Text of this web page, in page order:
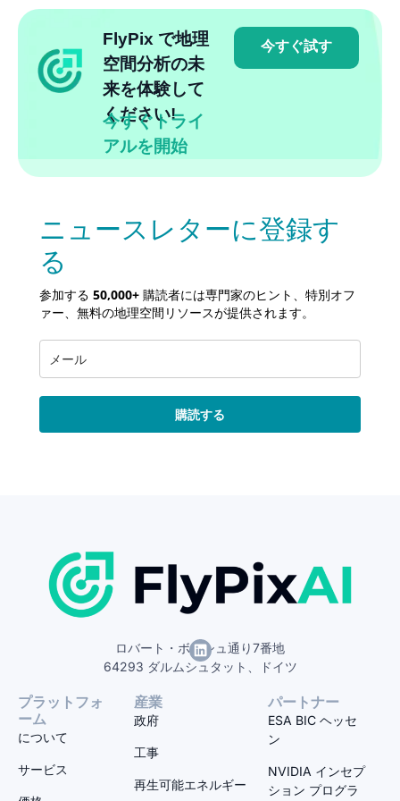
FlyPix で地理
空間分析の未
来を体験して
ください!
今すぐトライ
アルを開始
今すぐ試す
ニュースレターに登録す
る
参加する 50,000+ 購読者には専門家のヒント、特別オフ
ァー、無料の地理空間リソースが提供されます。
購読する
ロバート・ボッシュ通り7番地
64293 ダルムシュタット、ドイツ
プラットフォ
ーム
について
サービス
産業
政府
工事
再生可能エネルギー
パートナー
ESA BIC ヘッセ
ン
NVIDIA インセプ
ション プログラ